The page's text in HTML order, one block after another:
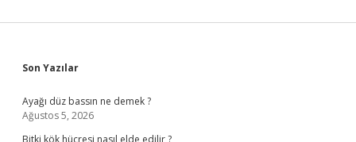
Sidebar
Son Yazılar
Ayağı düz bassın ne demek ?
Ağustos 5, 2026
Bitki kök hücresi nasıl elde edilir ?